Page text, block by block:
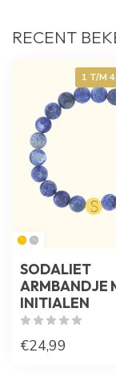
RECENT
1 T/M
SODALIET
ARMBANDJE
INITIALEN
€24,99